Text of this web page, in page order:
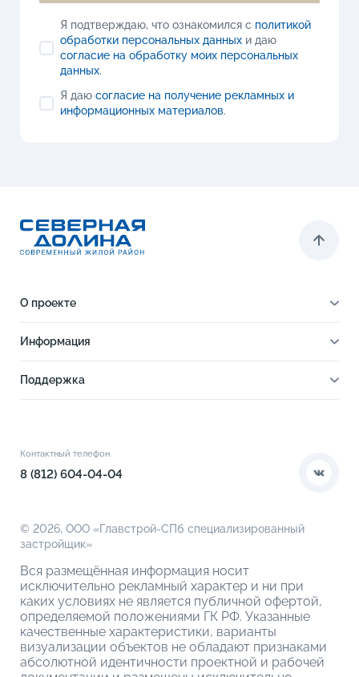
Я подтверждаю, что ознакомился с политикой
обработки персональных данныхи даю
согласие на обработку моих персональных
данных.
Я даю согласие на получение рекламных и
информационных материалов.
О проекте
Инфраструктура
Благоустройство
Информация
Поддержка
О компании
Контактный телефон
8 (812) 604-04-04
© 2026, ООО «Главстрой-СПб специализированный
застройщик»
Вся размещённая информация носит
исключительно рекламный характер и ни при
каких условиях не является публичной офертой,
определяемой положениями ГК РФ. Указанные
качественные характеристики, варианты
визуализации объектов не обладают признаками
абсолютной идентичности проектной и рабочей